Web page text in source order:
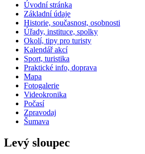
Úvodní stránka
Základní údaje
Historie, současnost, osobnosti
Úřady, instituce, spolky
Okolí, tipy pro turisty
Kalendář akcí
Sport, turistika
Praktické info, doprava
Mapa
Fotogalerie
Videokronika
Počasí
Zpravodaj
Šumava
Levý sloupec